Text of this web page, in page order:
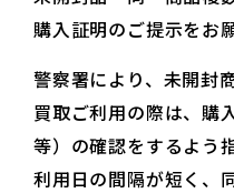
購入証明のご提示をお
警察署により、未開封
買取ご利用の際は、購
等）の確認をするよう
利用日の間隔が短く、